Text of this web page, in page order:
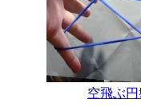
空飛ぶ円